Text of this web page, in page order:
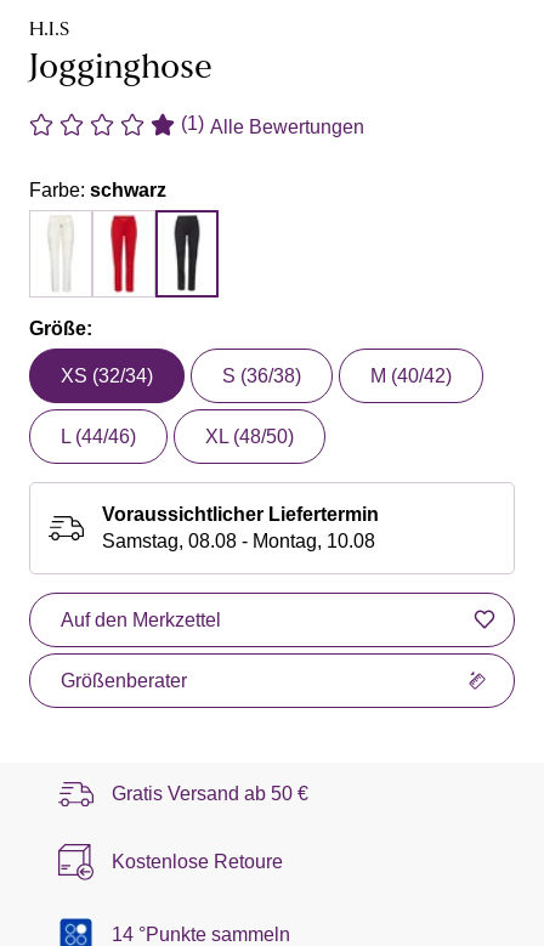
H.I.S
Jogginghose
(1) Alle Bewertungen
Farbe: schwarz
Größe:
XS (32/34) S (36/38) M (40/42)
L (44/46) XL (48/50)
Voraussichtlicher Liefertermin
Samstag, 08.08 - Montag, 10.08
Auf den Merkzettel
Größenberater
Gratis Versand ab 50 €
Kostenlose Retoure
14 °Punkte sammeln